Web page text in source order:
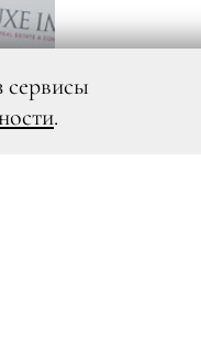
сервисы
.